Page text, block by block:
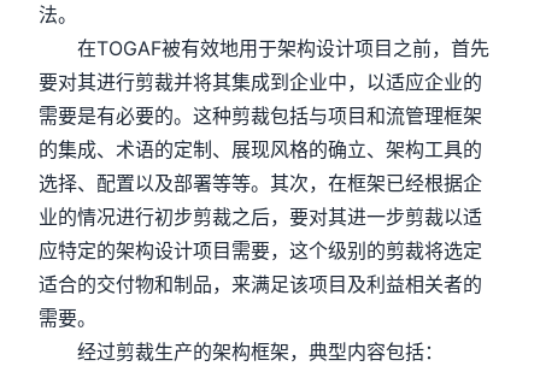
法。
在TOGAF被有效地用于架构设计项目之前，首先
要对其进行剪裁并将其集成到企业中，以适应企业的
需要是有必要的。这种剪裁包括与项目和流管理框架
的集成、术语的定制、展现风格的确立、架构工具的
选择、配置以及部署等等。其次，在框架已经根据企
业的情况进行初步剪裁之后，要对其进一步剪裁以适
应特定的架构设计项目需要，这个级别的剪裁将选定
适合的交付物和制品，来满足该项目及利益相关者的
需要。
经过剪裁生产的架构框架，典型内容包括：